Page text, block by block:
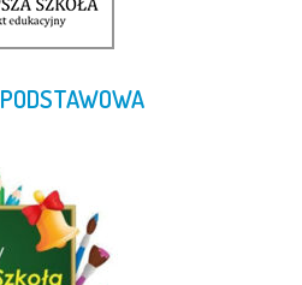
PODSTAWOWA